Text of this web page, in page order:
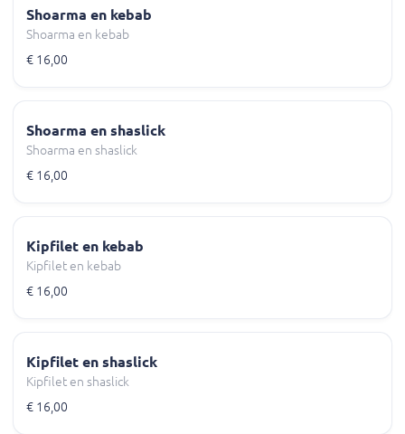
Shoarma en kebab
Shoarma en kebab
€ 16,00
Shoarma en shaslick
Shoarma en shaslick
€ 16,00
Kipfilet en kebab
Kipfilet en kebab
€ 16,00
Kipfilet en shaslick
Kipfilet en shaslick
€ 16,00